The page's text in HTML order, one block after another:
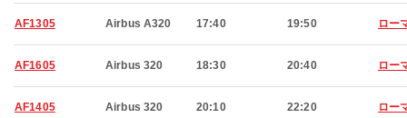
AF1305 Airbus A320 17:40 19:50 ロー
AF1605 Airbus 320 18:30 20:40 ロー
AF1405 Airbus 320 20:10 22:20 ロー